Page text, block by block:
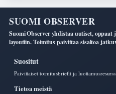
SUOMI OBSERVER
Suomi Observer yhdistaa uutiset,
layoutiin. Toimitus paivittaa sisaltoa
Suositut
Paivittaiset toimitusbriefit ja
Tietoa meistä